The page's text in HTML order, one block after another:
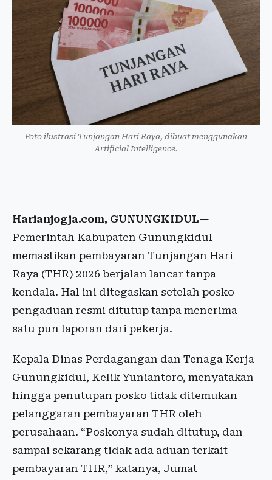
Foto ilustrasi Tunjangan Hari Raya, dibuat menggunakan
Artificial Intelligence.
Harianjogja.com, GUNUNGKIDUL—
Pemerintah Kabupaten Gunungkidul
memastikan pembayaran Tunjangan Hari
Raya (THR) 2026 berjalan lancar tanpa
kendala. Hal ini ditegaskan setelah posko
pengaduan resmi ditutup tanpa menerima
satu pun laporan dari pekerja.
Kepala Dinas Perdagangan dan Tenaga Kerja
Gunungkidul, Kelik Yuniantoro, menyatakan
hingga penutupan posko tidak ditemukan
pelanggaran pembayaran THR oleh
perusahaan. “Poskonya sudah ditutup, dan
sampai sekarang tidak ada aduan terkait
pembayaran THR,” katanya, Jumat